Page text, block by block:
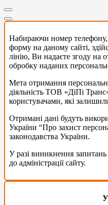
Набираючи номер
форму на даному сайті,
лінію, Ви надаєте згоду на
обробку наданих
Мета отримання
діяльність ТОВ «ДіПі
користувачами, які
Отримані дані будуть
України “Про захист
законодавства України.
У разі виникнення
до адміністрації сайту.